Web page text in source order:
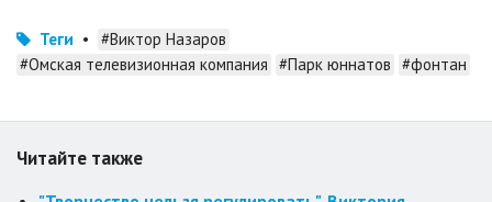
Теги •
#Виктор Назаров
#Омская телевизионная компания #Парк юннатов #фонтан
Читайте также